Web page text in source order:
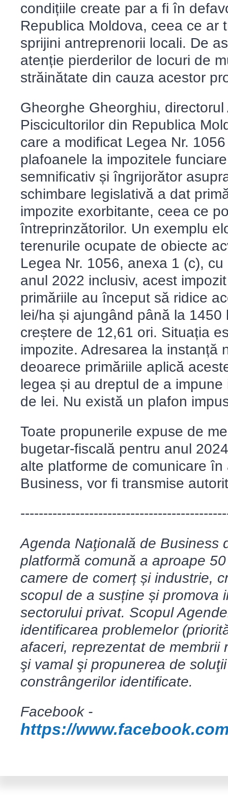
condițiile create par a fi în
Republica Moldova, ceea ce ar
sprijini antreprenorii locali. De
atenție pierderilor de locuri de
străinătate din cauza acestor
Gheorghe Gheorghiu,
Piscicultorilor din Republica
care a modificat Legea Nr.
plafoanele la impozitele
semnificativ și îngrijorător
schimbare legislativă a dat
impozite exorbitante, ceea ce
întreprinzătorilor. Un exemplu
terenurile ocupate de obiecte
Legea Nr. 1056, anexa 1 (c),
anul 2022 inclusiv, acest
primăriile au început să ridice
lei/ha și ajungând până la
creștere de 12,61 ori. Situația
impozite. Adresarea la instanță
deoarece primăriile aplică
legea și au dreptul de a
de lei. Nu există un plafon
Toate propunerile expuse de
bugetar-fiscală pentru anul
alte platforme de comunicare
Business, vor fi transmise
Agenda Naţională de Business
platformă comună a aproape
camere de comerț și industrie,
scopul de a susține și promova
sectorului privat. Scopul
identificarea problemelor
afaceri, reprezentat de membrii
şi vamal şi propunerea de
constrângerilor identificate.
Facebook -
https://